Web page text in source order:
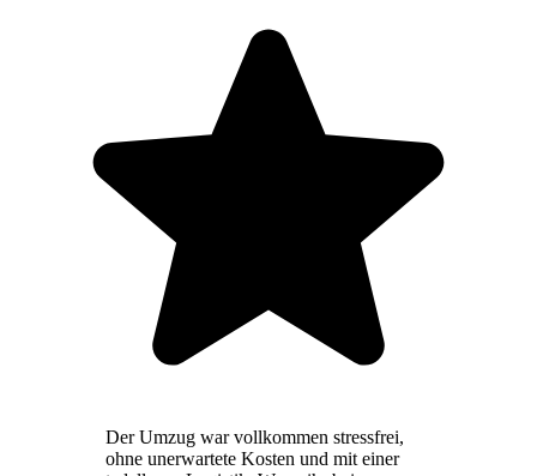
Der Umzug war vollkommen stressfrei,
ohne unerwartete Kosten und mit einer